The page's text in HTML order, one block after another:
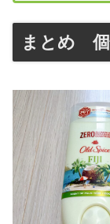
まとめ 個